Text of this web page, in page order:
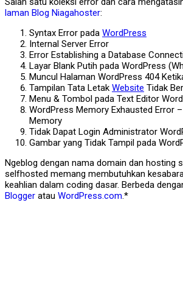
laman Blog Niagahoster:
Syntax Error pada WordPress
Internal Server Error
Error Establishing a Database
Layar Blank Putih pada WordPress
Muncul Halaman WordPress 404
Tampilan Tata Letak Website Tidak
Menu & Tombol pada Text Editor
WordPress Memory Exhausted Error
Memory
Tidak Dapat Login Administrator
Gambar yang Tidak Tampil pada
Ngeblog dengan nama domain dan hosting
selfhosted memang membutuhkan
keahlian dalam coding dasar. Berbeda
Blogger atau WordPress.com.*